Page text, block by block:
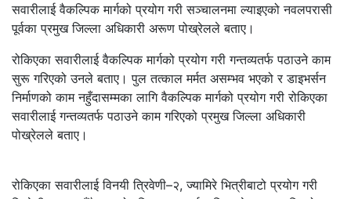
सवारीलाई वैकल्पिक मार्गको प्रयोग गरी सञ्चालनमा ल्याइएको नवलपरासी
पूर्वका प्रमुख जिल्ला अधिकारी अरूण पोख्रेलले बताए।
रोकिएका सवारीलाई वैकल्पिक मार्गको प्रयोग गरी गन्तव्यतर्फ पठाउने काम
सुरू गरिएको उनले बताए। पुल तत्काल मर्मत असम्भव भएको र डाइभर्सन
निर्माणको काम नहुँदासम्मका लागि वैकल्पिक मार्गको प्रयोग गरी रोकिएका
सवारीलाई गन्तव्यतर्फ पठाउने काम गरिएको प्रमुख जिल्ला अधिकारी
पोख्रेलले बताए।
रोकिएका सवारीलाई विनयी त्रिवेणी–२, ज्यामिरे भित्रीबाटो प्रयोग गरी